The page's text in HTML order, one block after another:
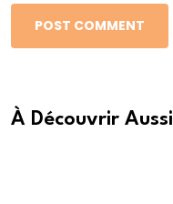
POST COMMENT
À Découvrir Aussi